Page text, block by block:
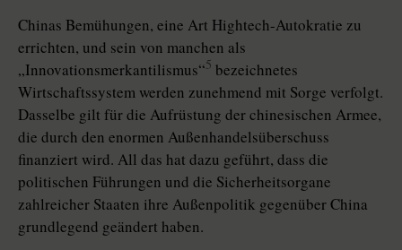
Chinas Bemühungen, eine Art Hightech-Autokratie zu
errichten, und sein von manchen als
„Innovationsmerkantilismus“5 bezeichnetes
Wirtschaftssystem werden zunehmend mit Sorge verfolgt.
Dasselbe gilt für die Aufrüstung der chinesischen Armee,
die durch den enormen Außenhandelsüberschuss
finanziert wird. All das hat dazu geführt, dass die
politischen Führungen und die Sicherheitsorgane
zahlreicher Staaten ihre Außenpolitik gegenüber China
grundlegend geändert haben.